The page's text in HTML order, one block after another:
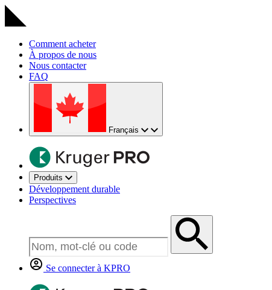
Comment acheter
À propos de nous
Nous contacter
FAQ
Français
Produits
Développement durable
Perspectives
Se connecter à KPRO